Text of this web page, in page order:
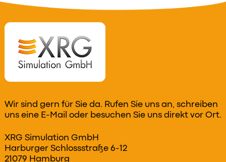
Wir sind gern für Sie da. Rufen Sie uns an, schreiben
uns eine E-Mail oder besuchen Sie uns direkt vor Ort.
XRG Simulation GmbH
Harburger Schlossstraße 6-12
21079 Hamburg